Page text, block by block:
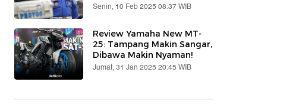
Senin, 10 Feb 2025 08:37 WIB
Review Yamaha New MT-
25: Tampang Makin Sangar,
Dibawa Makin Nyaman!
Jumat, 31 Jan 2025 20:45 WIB